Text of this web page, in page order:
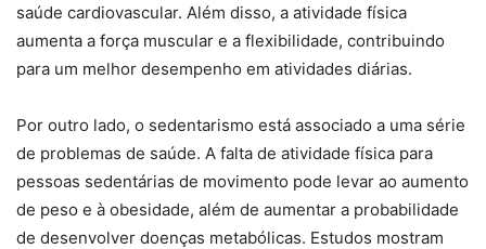
saúde cardiovascular. Além disso, a atividade física
aumenta a força muscular e a flexibilidade, contribuindo
para um melhor desempenho em atividades diárias.
Por outro lado, o sedentarismo está associado a uma série
de problemas de saúde. A falta de atividade física para
pessoas sedentárias de movimento pode levar ao aumento
de peso e à obesidade, além de aumentar a probabilidade
de desenvolver doenças metabólicas. Estudos mostram